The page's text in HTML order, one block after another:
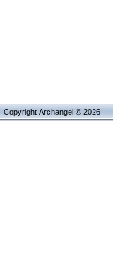
Copyright Archangel © 2026